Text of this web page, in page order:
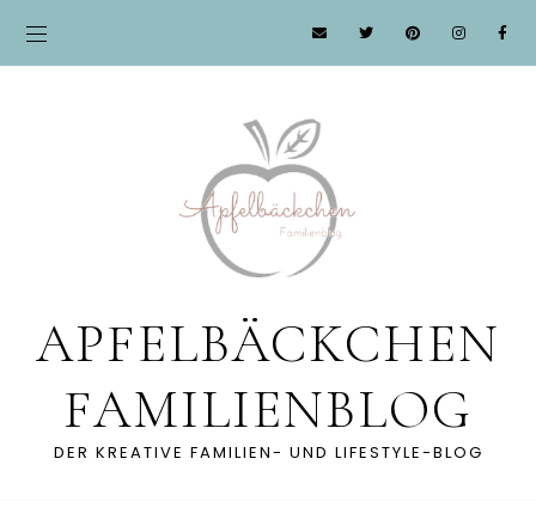
APFELBÄCKCHEN
FAMILIENBLOG
DER KREATIVE FAMILIEN- UND LIFESTYLE-BLOG